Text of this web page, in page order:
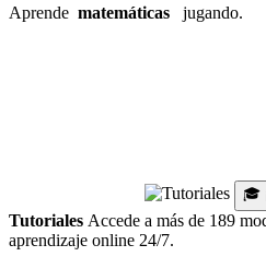
Aprende matemáticas jugando.
🎓
Tutoriales Accede a más de 189
aprendizaje online 24/7.